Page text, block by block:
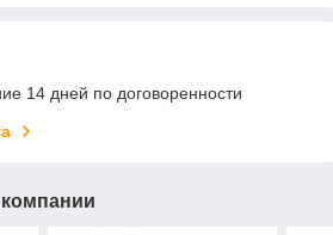
14 дней по договоренности